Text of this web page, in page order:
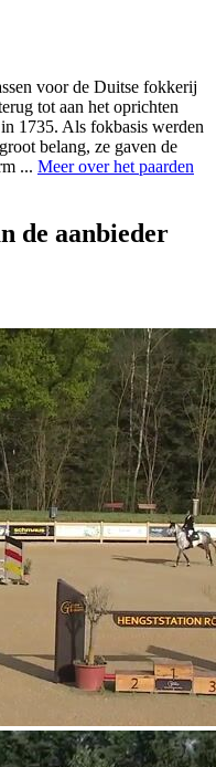
voor de Duitse fokkerij
tot aan het oprichten
1735. Als fokbasis werden
belang, ze gaven de
... Meer over het paarden
de aanbieder